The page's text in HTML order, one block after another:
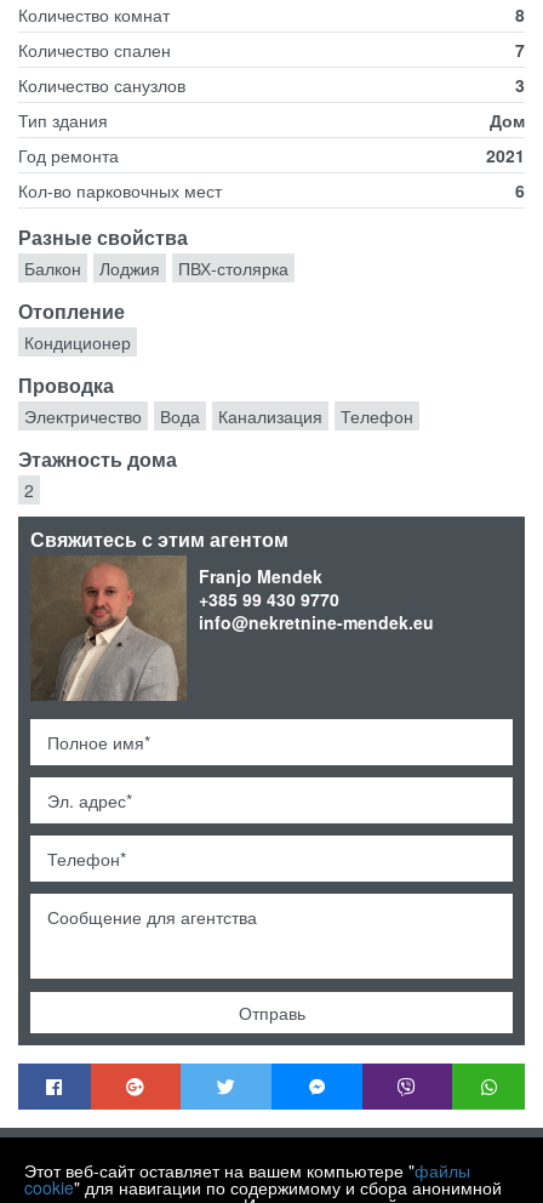
Количество комнат
8
Количество спален
7
Количество санузлов
3
Тип здания
Дом
Год ремонта
2021
Кол-во парковочных мест
6
Разные свойства
Балкон Лоджия ПВХ-столярка
Отопление
Кондиционер
Проводка
Электричество Вода Канализация Телефон
Этажность дома
2
Свяжитесь с этим агентом
Franjo Mendek
+385 99 430 9770
info@nekretnine-mendek.eu
Отправь
Trg Matije Gupca 21, Varaždin HR-42000
Этот веб-сайт оставляет на вашем компьютере "файлы
cookie" для навигации по содержимому и сбора анонимной